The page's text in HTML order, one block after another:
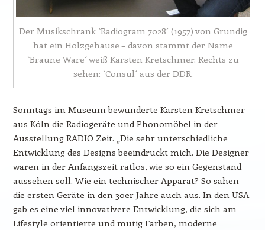
Der Musikschrank `Radiogram 7028´ (1957) von Grundig
hat ein Holzgehäuse – davon stammt der Name
`Braune Ware´ weiß Karsten Kretschmer. Rechts zu
sehen: `Consul´ aus der DDR.
Sonntags im Museum bewunderte Karsten Kretschmer
aus Köln die Radiogeräte und Phonomöbel in der
Ausstellung RADIO Zeit. „Die sehr unterschiedliche
Entwicklung des Designs beeindruckt mich. Die Designer
waren in der Anfangszeit ratlos, wie so ein Gegenstand
aussehen soll. Wie ein technischer Apparat? So sahen
die ersten Geräte in den 30er Jahre auch aus. In den USA
gab es eine viel innovativere Entwicklung, die sich am
Lifestyle orientierte und mutig Farben, moderne